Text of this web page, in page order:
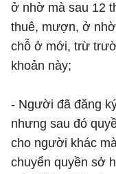
ở nhờ mà sau 12
thuê, mượn, ở
chỗ ở mới, trừ
khoản này;
- Người đã đăng
nhưng sau đó
cho người khác
chuyển quyền sở